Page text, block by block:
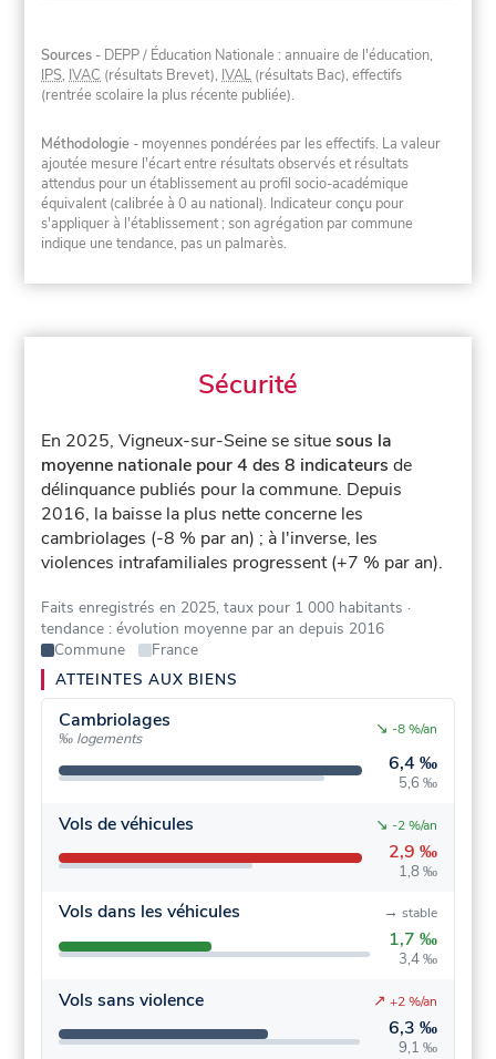
Sources - DEPP / Éducation Nationale : annuaire de l'éducation,
IPS, IVAC (résultats Brevet), IVAL (résultats Bac), effectifs
(rentrée scolaire la plus récente publiée).
Méthodologie - moyennes pondérées par les effectifs. La valeur
ajoutée mesure l'écart entre résultats observés et résultats
attendus pour un établissement au profil socio-académique
équivalent (calibrée à 0 au national). Indicateur conçu pour
s'appliquer à l'établissement ; son agrégation par commune
indique une tendance, pas un palmarès.
Sécurité
En 2025, Vigneux-sur-Seine se situesous la
moyenne nationale pour 4 des 8 indicateurs de
délinquance publiés pour la commune. Depuis
2016, la baisse la plus nette concerne les
cambriolages (-8 % par an) ; à l'inverse, les
violences intrafamiliales progressent (+7 % par an).
Faits enregistrés en 2025, taux pour 1 000 habitants ·
tendance : évolution moyenne par an depuis 2016
Commune
France
ATTEINTES AUX BIENS
Cambriolages
‰ logements
6,4 ‰
5,6 ‰
↘ -8 %/an
Vols de véhicules
2,9 ‰
1,8 ‰
↘ -2 %/an
Vols dans les véhicules
1,7 ‰
3,4 ‰
→ stable
Vols sans violence
6,3 ‰
9,1 ‰
↗ +2 %/an